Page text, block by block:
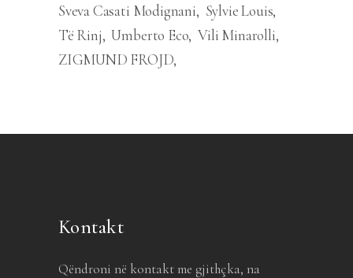
Sveva Casati Modignani
Sylvie Louis
Të Rinj Umberto Eco Vili Minarolli
ZIGMUND FROJD
Kontakt
Qëndroni në kontakt me gjithçka, na